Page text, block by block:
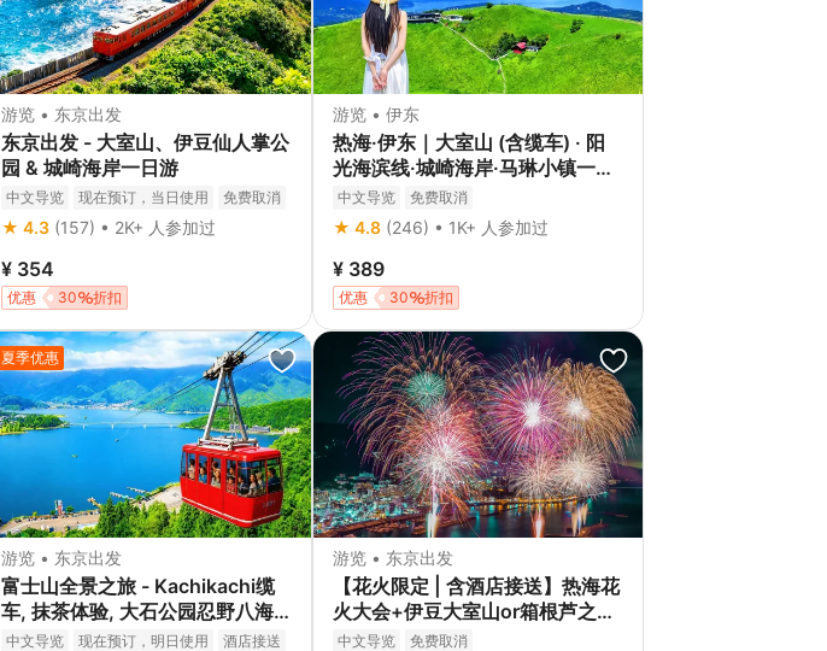
游览 • 东京出发
东京出发 - 大室山、伊豆仙人掌公
园 & 城崎海岸一日游
中文导览 现在预订，当日使用
免费取消
立即确认
★ 4.3 (157) • 2K+ 人参加过
¥ 354
30 折扣
优惠
游览 • 伊东
热海·伊东｜大室山 (含缆车) · 阳
光海滨线·城崎海岸·马琳小镇一日
游｜新宿出发
中文导览 免费取消
★ 4.8 (246) • 1K+ 人参加过
¥ 389
30 折扣
优惠
夏季优惠
游览 • 东京出发
富士山全景之旅 - Kachikachi缆
车, 抹茶体验, 大石公园忍野八海
一日游（东京/新宿出发）
中文导览 现在预订，明日使用
酒店接送
游览 • 东京出发
【花火限定 | 含酒店接送】热海花
火大会+伊豆大室山or箱根芦之湖
一日游 | 东京出发
中文导览 免费取消